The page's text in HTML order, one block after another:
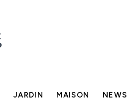
JARDIN MAISON NEWS